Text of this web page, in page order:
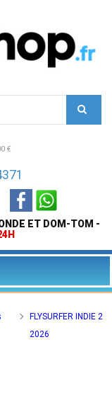
€
ET DOM-TOM -
FLYSURFER INDIE 2
2026